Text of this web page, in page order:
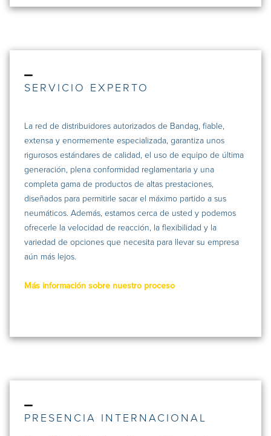
SERVICIO EXPERTO
La red de distribuidores autorizados de Bandag, fiable,
extensa y enormemente especializada, garantiza unos
rigurosos estándares de calidad, el uso de equipo de última
generación, plena conformidad reglamentaria y una
completa gama de productos de altas prestaciones,
diseñados para permitirle sacar el máximo partido a sus
neumáticos. Además, estamos cerca de usted y podemos
ofrecerle la velocidad de reacción, la flexibilidad y la
variedad de opciones que necesita para llevar su empresa
aún más lejos.
Más información sobre nuestro proceso
PRESENCIA INTERNACIONAL